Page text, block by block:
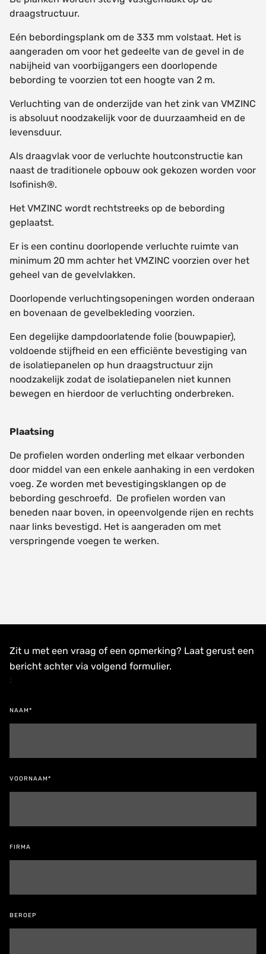
draagstructuur.
Eén bebordingsplank om de 333 mm volstaat. Het is
aangeraden om voor het gedeelte van de gevel in de
nabijheid van voorbijgangers een doorlopende
bebording te voorzien tot een hoogte van 2 m.
Verluchting van de onderzijde van het zink van VMZINC
is absoluut noodzakelijk voor de duurzaamheid en de
levensduur.
Als draagvlak voor de verluchte houtconstructie kan
naast de traditionele opbouw ook gekozen worden voor
Isofinish®.
Het VMZINC wordt rechtstreeks op de bebording
geplaatst.
Er is een continu doorlopende verluchte ruimte van
minimum 20 mm achter het VMZINC voorzien over het
geheel van de gevelvlakken.
Doorlopende verluchtingsopeningen worden onderaan
en bovenaan de gevelbekleding voorzien.
Een degelijke dampdoorlatende folie (bouwpapier),
voldoende stijfheid en een efficiënte bevestiging van
de isolatiepanelen op hun draagstructuur zijn
noodzakelijk zodat de isolatiepanelen niet kunnen
bewegen en hierdoor de verluchting onderbreken.
Plaatsing
De profielen worden onderling met elkaar verbonden
door middel van een enkele aanhaking in een verdoken
voeg. Ze worden met bevestigingsklangen op de
bebording geschroefd. De profielen worden van
beneden naar boven, in opeenvolgende rijen en rechts
naar links bevestigd. Het is aangeraden om met
verspringende voegen te werken.
Zit u met een vraag of een opmerking? Laat gerust een
bericht achter via volgend formulier.
;
NAAM*
VOORNAAM*
FIRMA
BEROEP